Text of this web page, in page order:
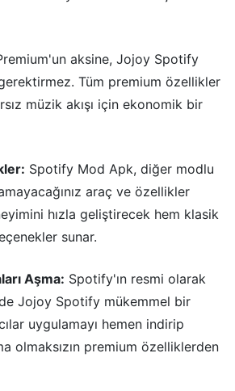
aksine, Jojoy Spotify
Tüm premium özellikler
müzik akışı için ekonomik bir
Spotify Mod Apk, diğer modlu
araç ve özellikler
hızla geliştirecek hem klasik
sunar.
Aşma: Spotify'ın resmi olarak
Jojoy Spotify mükemmel bir
uygulamayı hemen indirip
olmaksızın premium özelliklerden